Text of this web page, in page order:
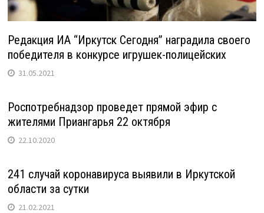
Редакция ИА “Иркутск Сегодня” наградила своего
победителя в конкурсе игрушек-полицейских
31.05.2021
Роспотребнадзор проведет прямой эфир с
жителями Приангарья 22 октября
22.10.2020
241 случай коронавируса выявили в Иркутской
области за сутки
21.02.2021